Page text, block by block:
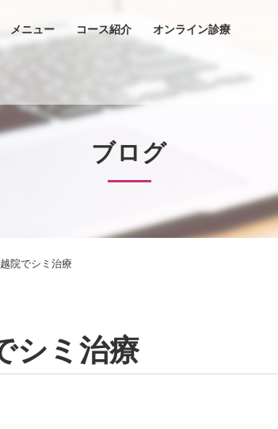
メニュー コース紹介 オンライン診療
ブログ
院でシミ治療
シミ治療